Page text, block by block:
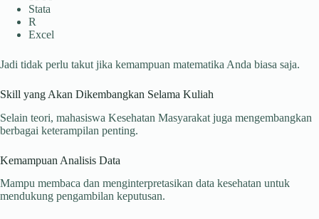
Stata
R
Excel
Jadi tidak perlu takut jika kemampuan matematika Anda biasa saja.
Skill yang Akan Dikembangkan Selama Kuliah
Selain teori, mahasiswa Kesehatan Masyarakat juga mengembangkan
berbagai keterampilan penting.
Kemampuan Analisis Data
Mampu membaca dan menginterpretasikan data kesehatan untuk
mendukung pengambilan keputusan.